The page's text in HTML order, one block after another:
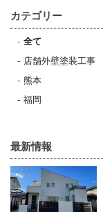
カテゴリー
全て
店舗外壁塗装工事
熊本
福岡
最新情報